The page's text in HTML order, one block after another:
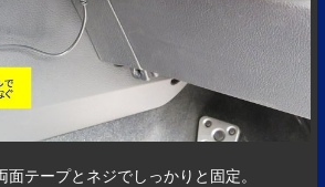
テープとネジでしっかりと固定。